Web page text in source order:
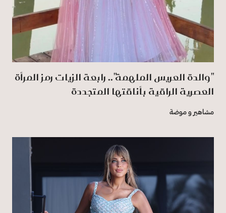
"والدة العريس الملهمة".. رابعة الزيات رمز المرأة
العصرية الراقية بأناقتها المتجددة
مشاهير و موضة